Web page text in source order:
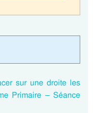
sur une droite les
Primaire – Séance